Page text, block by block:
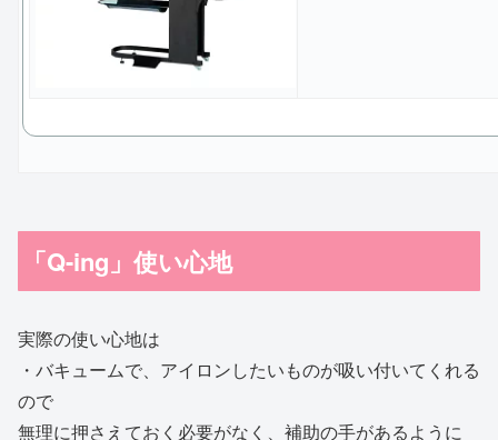
「Q-ing」使い心地
実際の使い心地は
・バキュームで、アイロンしたいものが吸い付いてくれる
ので
無理に押さえておく必要がなく、補助の手があるように